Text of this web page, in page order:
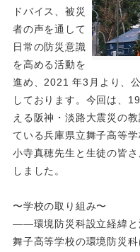
ドバイス、被災
者の声を通して
日常の防災意識
を高める活動を
進め、2021 年3月より、
しております。今回は、
える阪神・淡路大震災の
ている兵庫県立舞子高等
小寺真穂先生と生徒の皆
しました。
〜学校の取り組み〜
――環境防災科設立経緯と
舞子高等学校の環境防災